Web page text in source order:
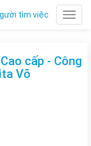
tìm việc
cấp - Công
Võ